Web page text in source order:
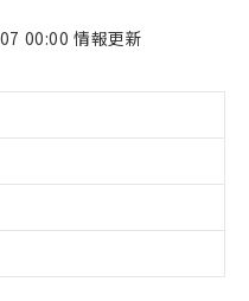
00:00 情報更新